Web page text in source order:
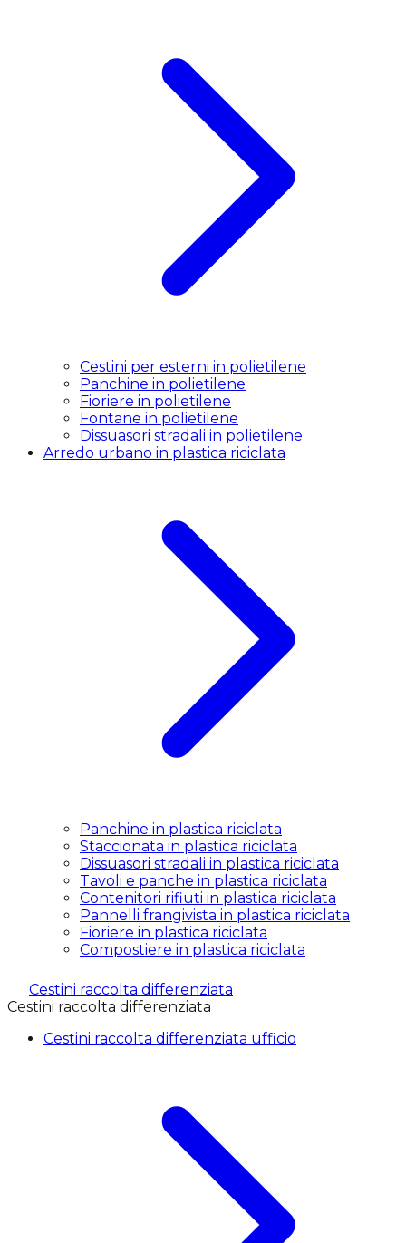
Cestini per esterni in polietilene
Panchine in polietilene
Fioriere in polietilene
Fontane in polietilene
Dissuasori stradali in polietilene
Arredo urbano in plastica riciclata
Panchine in plastica riciclata
Staccionata in plastica riciclata
Dissuasori stradali in plastica riciclata
Tavoli e panche in plastica riciclata
Contenitori rifiuti in plastica riciclata
Pannelli frangivista in plastica riciclata
Fioriere in plastica riciclata
Compostiere in plastica riciclata
Cestini raccolta differenziata
Cestini raccolta differenziata
Cestini raccolta differenziata ufficio